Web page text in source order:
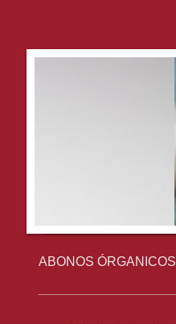
ABONOS ÓRGANICOS